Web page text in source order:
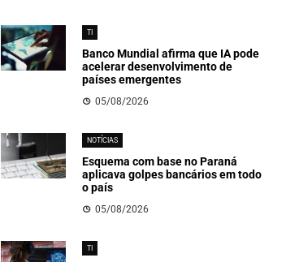
TI
Banco Mundial afirma que IA pode
acelerar desenvolvimento de
países emergentes
05/08/2026
NOTÍCIAS
Esquema com base no Paraná
aplicava golpes bancários em todo
o país
05/08/2026
TI